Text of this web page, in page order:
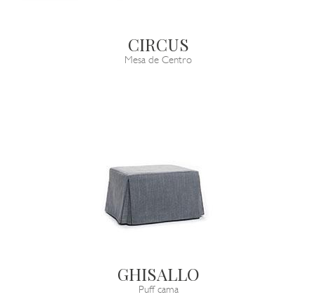
CIRCUS
Mesa de Centro
GHISALLO
Puff cama